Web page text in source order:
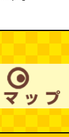
ビーチがある
んど岡村) (08.01
いに切る (トルー)